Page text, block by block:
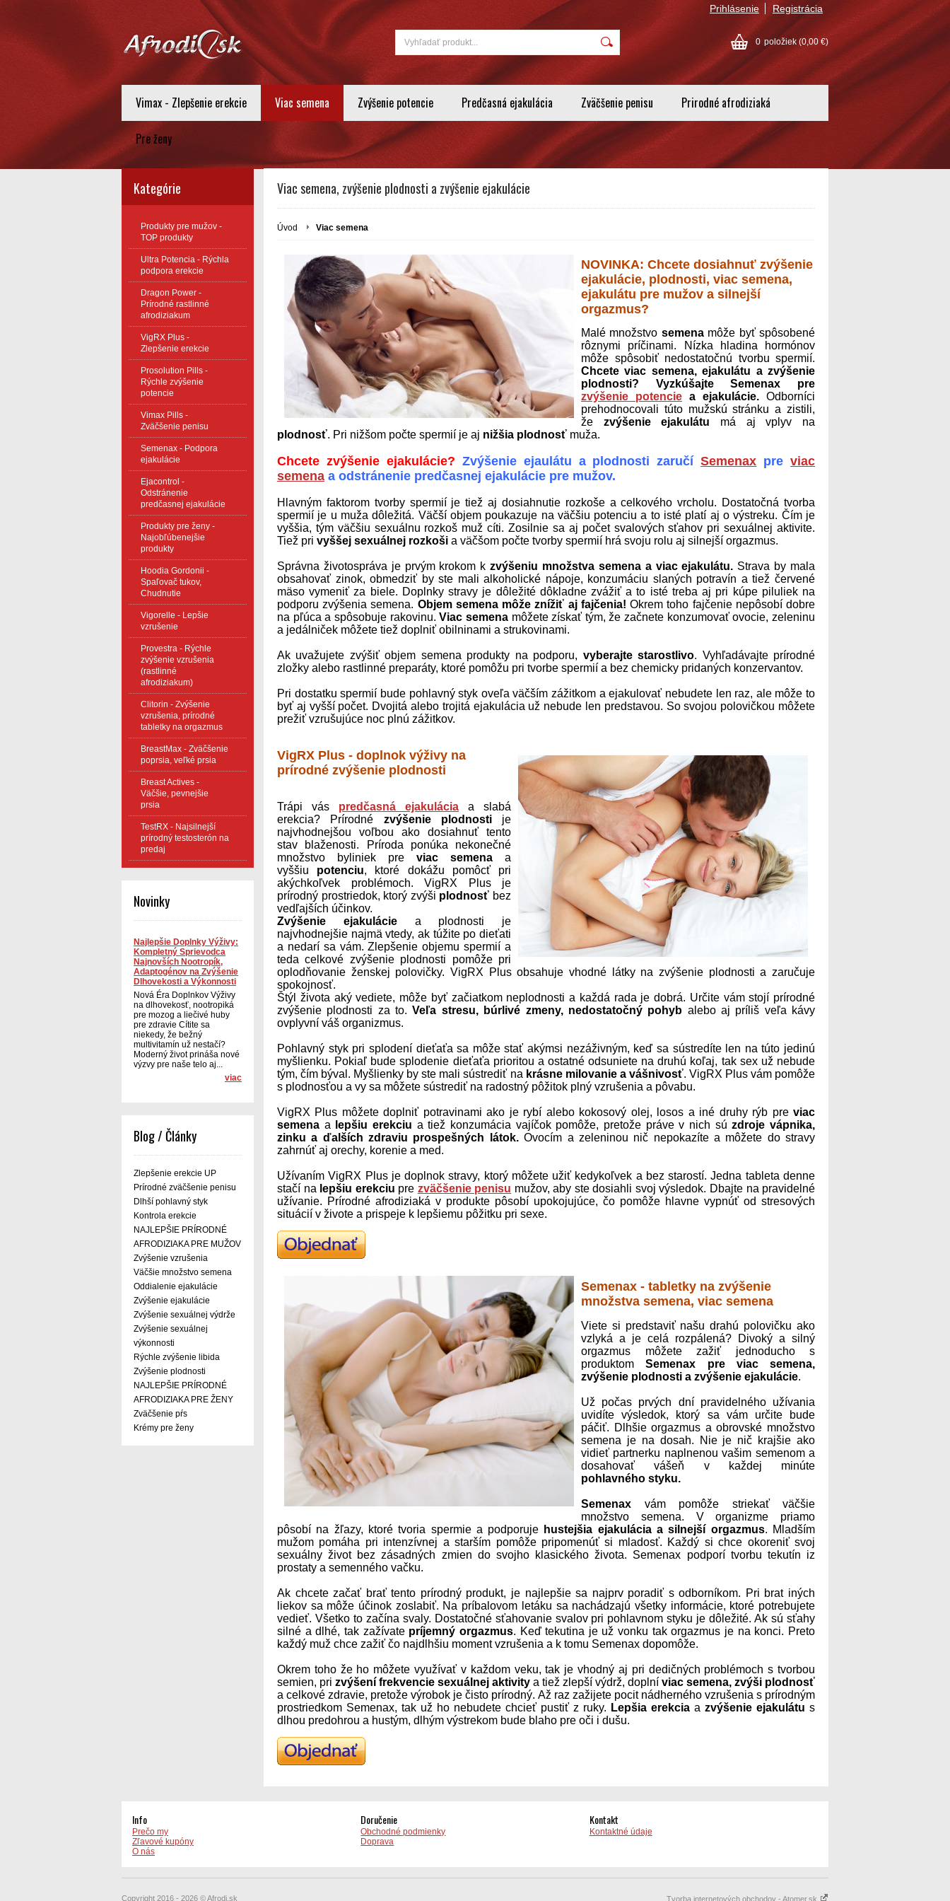
Prihlásenie Registrácia
0 položiek (0,00 €)
Vimax - Zlepšenie erekcie Viac semena Zvýšenie potencie Predčasná ejakulácia Zväčšenie penisu Prirodné afrodiziaká
Pre ženy
Kategórie
Produkty pre mužov -
TOP produkty
Ultra Potencia - Rýchla
podpora erekcie
Dragon Power -
Prírodné rastlinné
afrodiziakum
VigRX Plus -
Zlepšenie erekcie
Prosolution Pills -
Rýchle zvýšenie
potencie
Vimax Pills -
Zväčšenie penisu
Semenax - Podpora
ejakulácie
Ejacontrol -
Odstránenie
predčasnej ejakulácie
Produkty pre ženy -
Najobľúbenejšie
produkty
Hoodia Gordonii -
Spaľovač tukov,
Chudnutie
Vigorelle - Lepšie
vzrušenie
Provestra - Rýchle
zvýšenie vzrušenia
(rastlinné
afrodiziakum)
Clitorin - Zvýšenie
vzrušenia, prírodné
tabletky na orgazmus
BreastMax - Zväčšenie
poprsia, veľké prsia
Breast Actives -
Väčšie, pevnejšie
prsia
TestRX - Najsilnejší
prírodný testosterón na
predaj
Novinky
Najlepšie Doplnky Výživy:
Kompletný Sprievodca
Najnovších Nootropík,
Adaptogénov na Zvýšenie
Dlhovekosti a Výkonnosti
Nová Éra Doplnkov Výživy
na dlhovekosť, nootropiká
pre mozog a liečivé huby
pre zdravie Cítite sa
niekedy, že bežný
multivitamín už nestačí?
Moderný život prináša nové
výzvy pre naše telo aj...
viac
Blog / Články
Zlepšenie erekcie UP
Prírodné zväčšenie penisu
Dlhší pohlavný styk
Kontrola erekcie
NAJLEPŠIE PRÍRODNÉ
AFRODIZIAKA PRE MUŽOV
Zvýšenie vzrušenia
Väčšie množstvo semena
Oddialenie ejakulácie
Zvýšenie ejakulácie
Zvýšenie sexuálnej výdrže
Zvýšenie sexuálnej
výkonnosti
Rýchle zvýšenie libida
Zvýšenie plodnosti
NAJLEPŠIE PRÍRODNÉ
AFRODIZIAKA PRE ŽENY
Zväčšenie pŕs
Krémy pre ženy
Viac semena, zvýšenie plodnosti a zvýšenie ejakulácie
Úvod Viac semena
NOVINKA: Chcete dosiahnuť zvýšenie
ejakulácie, plodnosti, viac semena,
ejakulátu pre mužov a silnejší
orgazmus?
Malé množstvo semenamôže byť spôsobené
rôznymi príčinami. Nízka hladina hormónov
môže spôsobiť nedostatočnú tvorbu spermií.
Chcete viac semena, ejakulátu a zvýšenie
plodnosti? Vyzkúšajte Semenax pre
zvýšenie potencie a ejakulácie. Odborníci
prehodnocovali túto mužskú stránku a zistili,
že zvýšenie ejakulátu má aj vplyv na
plodnosť. Pri nižšom počte spermií je aj nižšia plodnosť muža.
Chcete zvýšenie ejakulácie? Zvýšenie ejaulátu a plodnosti zaručíSemenax previac
semena a odstránenie predčasnej ejakulácie pre mužov.
Hlavným faktorom tvorby spermií je tiež aj dosiahnutie rozkoše a celkového vrcholu. Dostatočná tvorba
spermií je u muža dôležitá. Väčší objem poukazuje na väčšiu potenciu a to isté platí aj o výstreku. Čím je
vyššia, tým väčšiu sexuálnu rozkoš muž cíti. Zosilnie sa aj počet svalových sťahov pri sexuálnej aktivite.
Tiež pri vyššej sexuálnej rozkoši a väčšom počte tvorby spermií hrá svoju rolu aj silnejší orgazmus.
Správna životospráva je prvým krokom kzvýšeniu množstva semena a viac ejakulátu. Strava by mala
obsahovať zinok, obmedziť by ste mali alkoholické nápoje, konzumáciu slaných potravín a tiež červené
mäso vymeniť za biele. Doplnky stravy je dôležité dôkladne zvážiť a to isté treba aj pri kúpe piluliek na
podporu zvýšenia semena. Objem semena môže znížiť aj fajčenia! Okrem toho fajčenie nepôsobí dobre
na pľúca a spôsobuje rakovinu.Viac semenamôžete získať tým, že začnete konzumovať ovocie, zeleninu
a jedálniček môžete tiež doplniť obilninami a strukovinami.
Ak uvažujete zvýšiť objem semena produkty na podporu, vyberajte starostlivo. Vyhľadávajte prírodné
zložky alebo rastlinné preparáty, ktoré pomôžu pri tvorbe spermií a bez chemicky pridaných konzervantov.
Pri dostatku spermií bude pohlavný styk oveľa väčším zážitkom a ejakulovať nebudete len raz, ale môže to
byť aj vyšší počet. Dvojitá alebo trojitá ejakulácia už nebude len predstavou. So svojou polovičkou môžete
prežiť vzrušujúce noc plnú zážitkov.
VigRX Plus - doplnok výživy na
prírodné zvýšenie plodnosti
Trápi vás predčasná ejakulácia a slabá
erekcia? Prírodné zvýšenie plodnostije
najvhodnejšou voľbou ako dosiahnuť tento
stav blaženosti. Príroda ponúka nekonečné
množstvo byliniek pre viac semena a
vyššiu potenciu, ktoré dokážu pomôcť pri
akýchkoľvek problémoch. VigRX Plus je
prírodný prostriedok, ktorý zvýši plodnosť bez
vedľajších účinkov.
Zvýšenie ejakuláciea plodnosti je
najvhodnejšie najmä vtedy, ak túžite po dieťati
a nedarí sa vám. Zlepšenie objemu spermií a
teda celkové zvýšenie plodnosti pomôže pri
oplodňovanie ženskej polovičky. VigRX Plus obsahuje vhodné látky na zvýšenie plodnosti a zaručuje
spokojnosť.
Štýl života aký vediete, môže byť začiatkom neplodnosti a každá rada je dobrá. Určite vám stojí prírodné
zvýšenie plodnosti za to.Veľa stresu, búrlivé zmeny, nedostatočný pohyb alebo aj príliš veľa kávy
ovplyvní váš organizmus.
Pohlavný styk pri splodení dieťaťa sa môže stať akýmsi nezáživným, keď sa sústredíte len na túto jedinú
myšlienku. Pokiaľ bude splodenie dieťaťa prioritou a ostatné odsuniete na druhú koľaj, tak sex už nebude
tým, čím býval. Myšlienky by ste mali sústrediť na krásne milovanie a vášnivosť. VigRX Plus vám pomôže
s plodnosťou a vy sa môžete sústrediť na radostný pôžitok plný vzrušenia a pôvabu.
VigRX Plus môžete doplniť potravinami ako je rybí alebo kokosový olej, losos a iné druhy rýb pre viac
semena a lepšiu erekciu a tiež konzumácia vajíčok pomôže, pretože práve v nich súzdroje vápnika,
zinku a ďalších zdraviu prospešných látok.Ovocím a zeleninou nič nepokazíte a môžete do stravy
zahrnúť aj orechy, korenie a med.
Užívaním VigRX Plus je doplnok stravy, ktorý môžete užiť kedykoľvek a bez starostí. Jedna tableta denne
stačí na lepšiu erekciu pre zväčšenie penisu mužov, aby ste dosiahli svoj výsledok. Dbajte na pravidelné
užívanie. Prírodné afrodiziaká v produkte pôsobí upokojujúce, čo pomôže hlavne vypnúť od stresových
situácií v živote a prispeje k lepšiemu pôžitku pri sexe.
Semenax - tabletky na zvýšenie
množstva semena, viac semena
Viete si predstaviť našu drahú polovičku ako
vzlyká a je celá rozpálená? Divoký a silný
orgazmus môžete zažiť jednoducho s
produktomSemenax pre viac semena,
zvýšenie plodnosti a zvýšenie ejakulácie.
Už počas prvých dní pravidelného užívania
uvidíte výsledok, ktorý sa vám určite bude
páčiť. Dlhšie orgazmus a obrovské množstvo
semena je na dosah. Nie je nič krajšie ako
vidieť partnerku naplnenou vašim semenom a
dosahovať vášeň v každej minúte
pohlavného styku.
Semenax vám pomôže striekať väčšie
množstvo semena. V organizme priamo
pôsobí na žľazy, ktoré tvoria spermie a podporuje hustejšia ejakulácia a silnejší orgazmus. Mladším
mužom pomáha pri intenzívnej a starším pomôže pripomenúť si mladosť. Každý si chce okoreniť svoj
sexuálny život bez zásadných zmien do svojho klasického života. Semenax podporí tvorbu tekutín iz
prostaty a semenného vačku.
Ak chcete začať brať tento prírodný produkt, je najlepšie sa najprv poradiť s odborníkom. Pri brat iných
liekov sa môže účinok zoslabiť. Na príbalovom letáku sa nachádzajú všetky informácie, ktoré potrebujete
vedieť. Všetko to začína svaly. Dostatočné sťahovanie svalov pri pohlavnom styku je dôležité. Ak sú sťahy
silné a dlhé, tak zažívate príjemný orgazmus. Keď tekutina je už vonku tak orgazmus je na konci. Preto
každý muž chce zažiť čo najdlhšiu moment vzrušenia a k tomu Semenax dopomôže.
Okrem toho že ho môžete využívať v každom veku, tak je vhodný aj pri dedičných problémoch s tvorbou
semien, pri zvýšení frekvencie sexuálnej aktivity a tiež zlepší výdrž, doplní viac semena, zvýši plodnosť
a celkové zdravie, pretože výrobok je čisto prírodný. Až raz zažijete pocit nádherného vzrušenia s prírodným
prostriedkom Semenax, tak už ho nebudete chcieť pustiť z ruky. Lepšia erekcia a zvýšenie ejakulátu s
dlhou predohrou a hustým, dlhým výstrekom bude blaho pre oči i dušu.
Info
Prečo my
Zľavové kupóny
O nás
Doručenie
Obchodné podmienky
Doprava
Kontakt
Kontaktné údaje
Copyright 2016 - 2026 © Afrodi.sk Tvorba internetových obchodov - Atomer.sk